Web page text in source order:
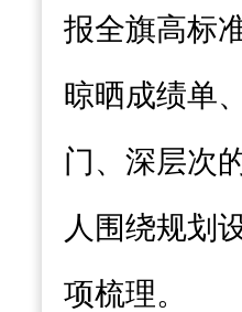
报全旗高标
晾晒成绩单
门、深层次
人围绕规划
项梳理。